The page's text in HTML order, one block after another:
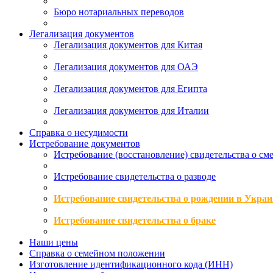
Бюро нотариальных переводов
Легализация документов
Легализация документов для Китая
Легализация документов для ОАЭ
Легализация документов для Египта
Легализация документов для Италии
Справка о несудимости
Истребование документов
Истребование (восстановление) свидетельства о
Истребование свидетельства о разводе
Истребование свидетельства о рождении в
Истребование свидетельства о браке
Наши цены
Справка о семейном положении
Изготовление идентификационного кода (ИНН)